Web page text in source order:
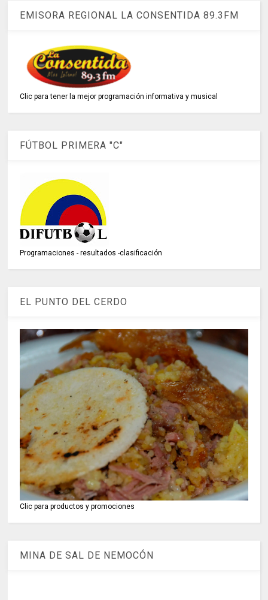
EMISORA REGIONAL LA CONSENTIDA 89.3FM
Clic para tener la mejor programación informativa y musical
FÚTBOL PRIMERA "C"
Programaciones - resultados -clasificación
EL PUNTO DEL CERDO
Clic para productos y promociones
MINA DE SAL DE NEMOCÓN